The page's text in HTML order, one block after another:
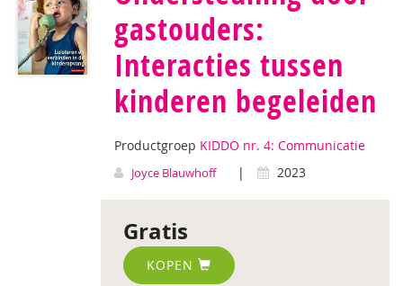
gastouders:
Interacties tussen
kinderen begeleiden
Productgroep KIDDO nr. 4: Communicatie
Joyce Blauwhoff | 2023
Gratis
KOPEN